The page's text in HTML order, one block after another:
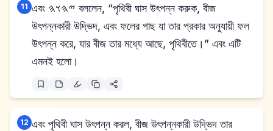
11 এবং 𐤉𐤄𐤅𐤄 বললেন, “পৃথিবী ঘাস উৎপন্ন করুক, বীজ
উৎপন্নকারী উদ্ভিদ, এবং ফলের গাছ যা তার প্রকার অনুযায়ী ফল
উৎপন্ন করে, যার বীজ তার মধ্যে আছে, পৃথিবীতে।” এবং এটি
এমনই হলো।
12 এবং পৃথিবী ঘাস উৎপন্ন করল, বীজ উৎপন্নকারী উদ্ভিদ তার